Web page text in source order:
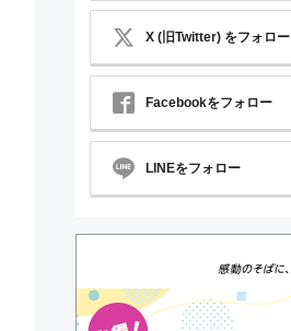
X (旧Twitter) をフォロー
Facebookをフォロー
LINEをフォロー